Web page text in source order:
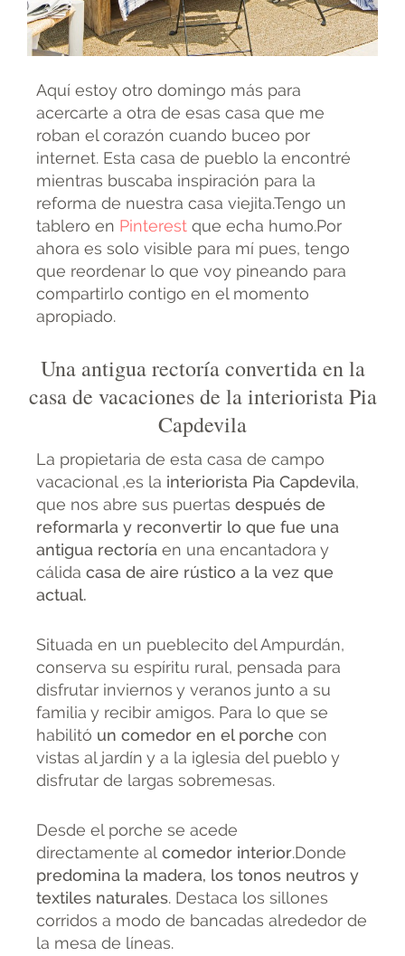
Aquí estoy otro domingo más para
acercarte a otra de esas casa que me
roban el corazón cuando buceo por
internet. Esta casa de pueblo la encontré
mientras buscaba inspiración para la
reforma de nuestra casa viejita.Tengo un
tablero en Pinterest que echa humo.Por
ahora es solo visible para mí pues, tengo
que reordenar lo que voy pineando para
compartirlo contigo en el momento
apropiado.
Una antigua rectoría convertida en la
casa de vacaciones de la interiorista Pia
Capdevila
La propietaria de esta casa de campo
vacacional ,es la interiorista Pia Capdevila,
que nos abre sus puertas después de
reformarla y reconvertir lo que fue una
antigua rectoría en una encantadora y
cálida casa de aire rústico a la vez que
actual.
Situada en un pueblecito del Ampurdán,
conserva su espíritu rural, pensada para
disfrutar inviernos y veranos junto a su
familia y recibir amigos. Para lo que se
habilitó un comedor en el porche con
vistas al jardín y a la iglesia del pueblo y
disfrutar de largas sobremesas.
Desde el porche se acede
directamente al comedor interior.Donde
predomina la madera, los tonos neutros y
textiles naturales. Destaca los sillones
corridos a modo de bancadas alrededor de
la mesa de líneas.